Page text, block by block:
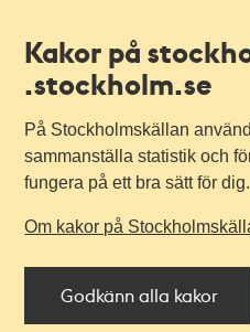
Kakor på
.stockholm.se
På Stockholmskällan
sammanställa statistik och
fungera på ett bra sätt för dig.
Om kakor på
Godkänn alla kakor